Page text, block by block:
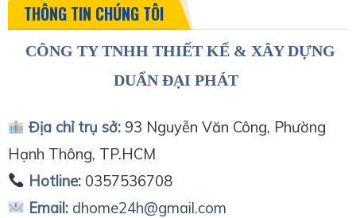
THÔNG TIN CHÚNG TÔI
CÔNG TY TNHH THIẾT KẾ & XÂY DỰNG
DUẨN ĐẠI PHÁT
Địa chỉ trụ sở:93 Nguyễn Văn Công, Phường
Hạnh Thông, TP.HCM
Hotline:0357536708
Email: dhome24h@gmail.com